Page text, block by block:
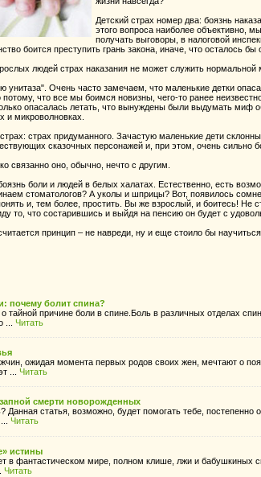
Детский страх номер два: боязнь
этого вопроса наиболее объективно,
получать выговоры, в налоговой
боится преступить грань закона, иначе, что осталось бы
людей страх наказания не может служить нормальной
унитаза". Очень часто замечаем, что маленькие детки
что все мы боимся новизны, чего-то ранее
опасалась летать, что вынуждены были выдумать миф
и микроволновках.
страх придуманного. Зачастую маленькие дети
сказочных персонажей и, при этом, очень сильно
связанно оно, обычно, нечто с другим.
боли и людей в белых халатах. Естественно, есть
стоматологов? А уколы и шприцы? Вот, появилось
и, тем более, простить. Вы же взрослый, и боитесь! Не
то, что состарившись и выйдя на пенсию он будет с
принцип – не навреди, ну и еще стоило бы
почему болит спина?
тайной причине боли в спине.Боль в различных отделах
... Читать
ожидая момента первых родов своих жен, мечтают о
... Читать
смерти новорожденных
Данная статья, возможно, будет помогать тебе, постепенно
Читать
истины
в фантастическом мире, полном клише, лжи и бабушкиных
Читать